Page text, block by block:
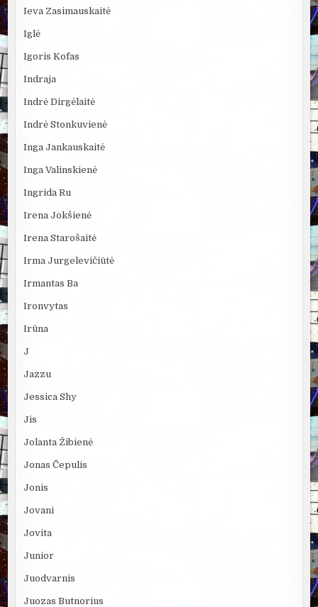
Ieva Zasimauskaitė
Iglė
Igoris Kofas
Indraja
Indrė Dirgėlaitė
Indrė Stonkuvienė
Inga Jankauskaitė
Inga Valinskienė
Ingrida Ru
Irena Jokšienė
Irena Starošaitė
Irma Jurgelevičiūtė
Irmantas Ba
Ironvytas
Irūna
J
Jazzu
Jessica Shy
Jis
Jolanta Žibienė
Jonas Čepulis
Jonis
Jovani
Jovita
Junior
Juodvarnis
Juozas Butnorius